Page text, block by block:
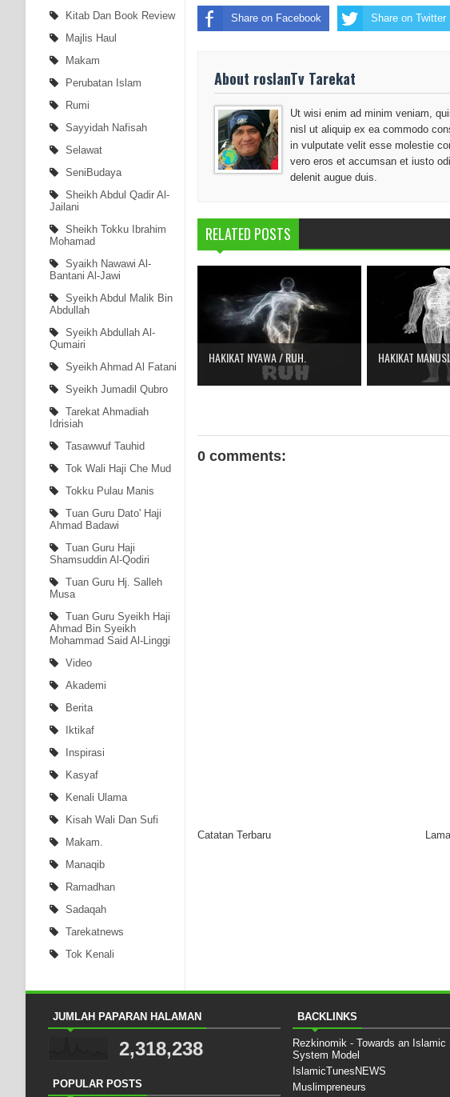
Kitab Dan Book Review
Majlis Haul
Makam
Perubatan Islam
Rumi
Sayyidah Nafisah
Selawat
SeniBudaya
Sheikh Abdul Qadir Al-
Jailani
Sheikh Tokku Ibrahim
Mohamad
Syaikh Nawawi Al-
Bantani Al-Jawi
Syeikh Abdul Malik Bin
Abdullah
Syeikh Abdullah Al-
Qumairi
Syeikh Ahmad Al Fatani
Syeikh Jumadil Qubro
Tarekat Ahmadiah
Idrisiah
Tasawwuf Tauhid
Tok Wali Haji Che Mud
Tokku Pulau Manis
Tuan Guru Dato' Haji
Ahmad Badawi
Tuan Guru Haji
Shamsuddin Al-Qodiri
Tuan Guru Hj. Salleh
Musa
Tuan Guru Syeikh Haji
Ahmad Bin Syeikh
Mohammad Said Al-Linggi
Video
Akademi
Berita
Iktikaf
Inspirasi
Kasyaf
Kenali Ulama
Kisah Wali Dan Sufi
Makam.
Manaqib
Ramadhan
Sadaqah
Tarekatnews
Tok Kenali
Share on Facebook Share on Twitter
About roslanTv Tarekat
Ut wisi enim ad minim veniam,
nisl ut aliquip ex ea commodo
in vulputate velit esse molestie
vero eros et accumsan et iusto
delenit augue duis.
RELATED POSTS
HAKIKAT NYAWA / RUH. HAKIKAT
0 comments:
Catatan Terbaru
JUMLAH PAPARAN HALAMAN
2,318,238
POPULAR POSTS
BACKLINKS
Rezkinomik - Towards an Islamic
System Model
IslamicTunesNEWS
Muslimpreneurs